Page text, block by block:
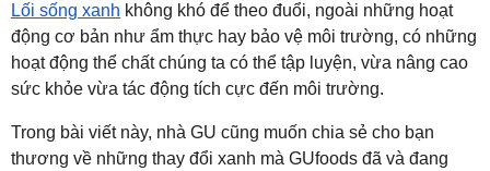
Lối sống xanh không khó để theo đuổi, ngoài những hoạt
động cơ bản như ẩm thực hay bảo vệ môi trường, có những
hoạt động thể chất chúng ta có thể tập luyện, vừa nâng cao
sức khỏe vừa tác động tích cực đến môi trường.
Trong bài viết này, nhà GU cũng muốn chia sẻ cho bạn
thương về những thay đổi xanh mà GUfoods đã và đang